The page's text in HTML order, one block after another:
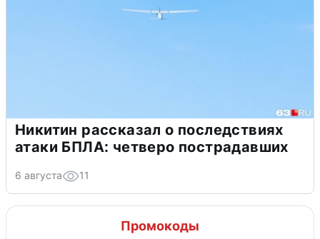
Никитин рассказал о последствиях
атаки БПЛА: четверо пострадавших
6 августа 11
Промокоды